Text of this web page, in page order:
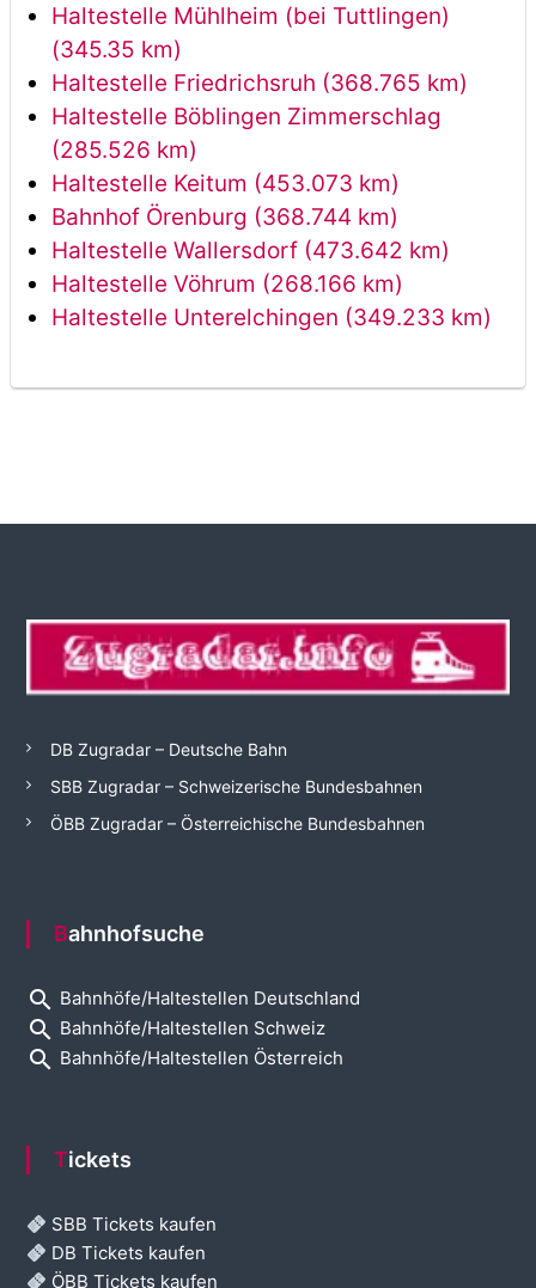
Haltestelle Mühlheim (bei Tuttlingen)
(345.35 km)
Haltestelle Friedrichsruh (368.765 km)
Haltestelle Böblingen Zimmerschlag
(285.526 km)
Haltestelle Keitum (453.073 km)
Bahnhof Örenburg (368.744 km)
Haltestelle Wallersdorf (473.642 km)
Haltestelle Vöhrum (268.166 km)
Haltestelle Unterelchingen (349.233 km)
DB Zugradar – Deutsche Bahn
SBB Zugradar – Schweizerische Bundesbahnen
ÖBB Zugradar – Österreichische Bundesbahnen
Bahnhofsuche
search Bahnhöfe/Haltestellen Deutschland
search Bahnhöfe/Haltestellen Schweiz
search Bahnhöfe/Haltestellen Österreich
Tickets
SBB Tickets kaufen
DB Tickets kaufen
ÖBB Tickets kaufen